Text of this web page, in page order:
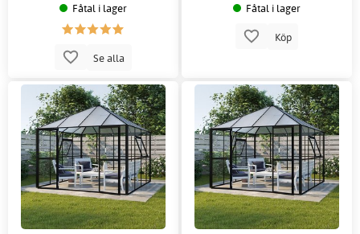
Fåtal i lager
Se alla
Fåtal i lager
Köp